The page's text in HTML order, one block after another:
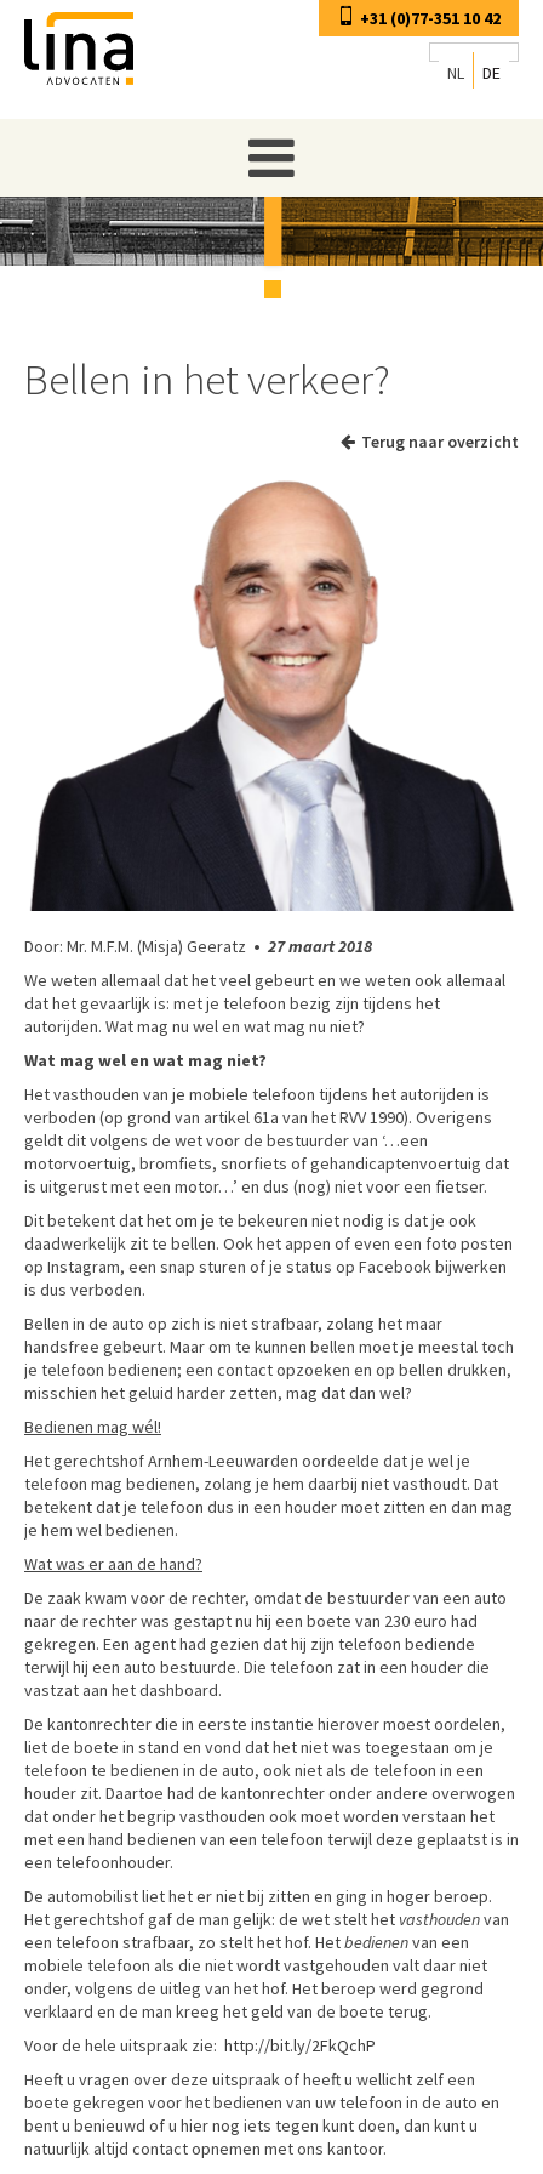
+31 (0)77-351 10 42
NL DE
Bellen in het verkeer?
Terug naar overzicht
Door: Mr. M.F.M. (Misja) Geeratz • 27 maart 2018
We weten allemaal dat het veel gebeurt en we weten ook allemaal
dat het gevaarlijk is: met je telefoon bezig zijn tijdens het
autorijden. Wat mag nu wel en wat mag nu niet?
Wat mag wel en wat mag niet?
Het vasthouden van je mobiele telefoon tijdens het autorijden is
verboden (op grond van artikel 61a van het RVV 1990). Overigens
geldt dit volgens de wet voor de bestuurder van ‘…een
motorvoertuig, bromfiets, snorfiets of gehandicaptenvoertuig dat
is uitgerust met een motor…’ en dus (nog) niet voor een fietser.
Dit betekent dat het om je te bekeuren niet nodig is dat je ook
daadwerkelijk zit te bellen. Ook het appen of even een foto posten
op Instagram, een snap sturen of je status op Facebook bijwerken
is dus verboden.
Bellen in de auto op zich is niet strafbaar, zolang het maar
handsfree gebeurt. Maar om te kunnen bellen moet je meestal toch
je telefoon bedienen; een contact opzoeken en op bellen drukken,
misschien het geluid harder zetten, mag dat dan wel?
Bedienen mag wél!
Het gerechtshof Arnhem-Leeuwarden oordeelde dat je wel je
telefoon mag bedienen, zolang je hem daarbij niet vasthoudt. Dat
betekent dat je telefoon dus in een houder moet zitten en dan mag
je hem wel bedienen.
Wat was er aan de hand?
De zaak kwam voor de rechter, omdat de bestuurder van een auto
naar de rechter was gestapt nu hij een boete van 230 euro had
gekregen. Een agent had gezien dat hij zijn telefoon bediende
terwijl hij een auto bestuurde. Die telefoon zat in een houder die
vastzat aan het dashboard.
De kantonrechter die in eerste instantie hierover moest oordelen,
liet de boete in stand en vond dat het niet was toegestaan om je
telefoon te bedienen in de auto, ook niet als de telefoon in een
houder zit. Daartoe had de kantonrechter onder andere overwogen
dat onder het begrip vasthouden ook moet worden verstaan het
met een hand bedienen van een telefoon terwijl deze geplaatst is in
een telefoonhouder.
De automobilist liet het er niet bij zitten en ging in hoger beroep.
Het gerechtshof gaf de man gelijk: de wet stelt het vasthoudenvan
een telefoon strafbaar, zo stelt het hof. Hetbedienenvan een
mobiele telefoon als die niet wordt vastgehouden valt daar niet
onder, volgens de uitleg van het hof. Het beroep werd gegrond
verklaard en de man kreeg het geld van de boete terug.
Voor de hele uitspraak zie: http://bit.ly/2FkQchP
Heeft u vragen over deze uitspraak of heeft u wellicht zelf een
boete gekregen voor het bedienen van uw telefoon in de auto en
bent u benieuwd of u hier nog iets tegen kunt doen, dan kunt u
natuurlijk altijd contact opnemen met ons kantoor.